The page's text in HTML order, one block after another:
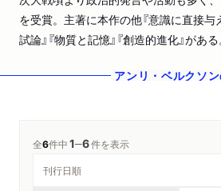
を受賞。主著に本作の他『意識に直接
試論』『物質と記憶』『創造的進化』がある
アンリ・ベルクソン
全6件中1─6件を表示